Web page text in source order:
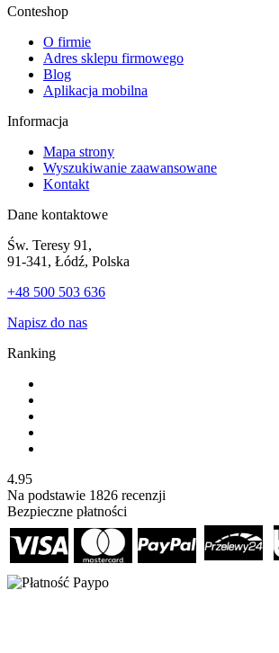
Conteshop
O firmie
Adres sklepu firmowego
Blog
Aplikacja mobilna
Informacja
Mapa strony
Wyszukiwanie zaawansowane
Kontakt
Dane kontaktowe
Św. Teresy 91,
91-341, Łódź, Polska
+48 500 503 636
Napisz do nas
Ranking
4.95
Na podstawie 1826 recenzji
Bezpieczne płatności